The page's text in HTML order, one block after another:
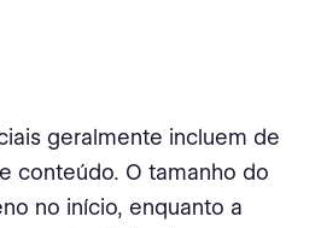
geralmente incluem de
conteúdo. O tamanho do
no início, enquanto a